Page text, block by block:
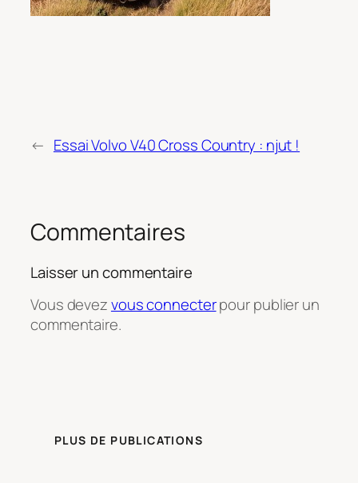
← Essai Volvo V40 Cross Country : njut !
Commentaires
Laisser un commentaire
Vous devezvous connecterpour publier un
commentaire.
PLUS DE PUBLICATIONS